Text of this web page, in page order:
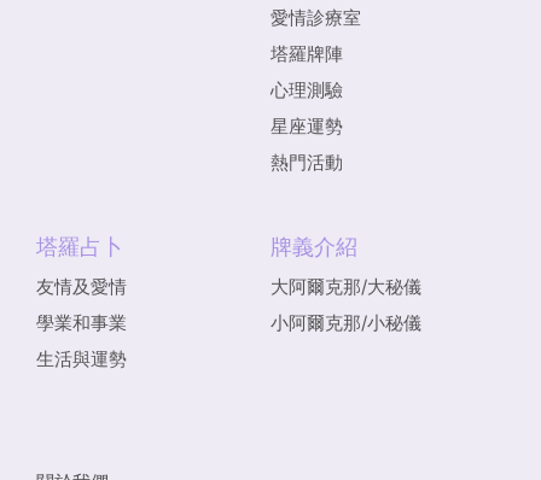
愛情診療室
塔羅牌陣
心理測驗
星座運勢
熱門活動
塔羅占卜
友情及愛情
學業和事業
生活與運勢
牌義介紹
大阿爾克那/大秘儀
小阿爾克那/小秘儀